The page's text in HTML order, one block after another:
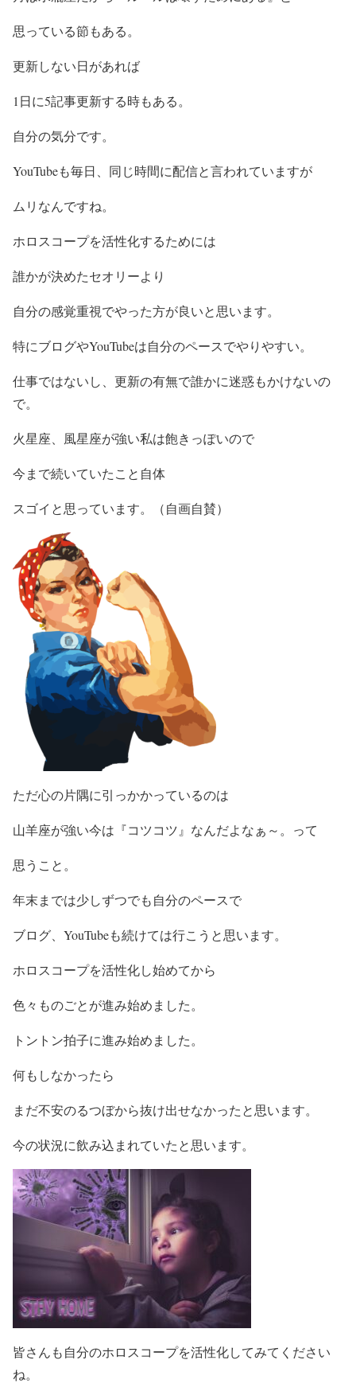
思っている節もある。
更新しない日があれば
1日に5記事更新する時もある。
自分の気分です。
YouTubeも毎日、同じ時間に配信と言われていますが
ムリなんですね。
ホロスコープを活性化するためには
誰かが決めたセオリーより
自分の感覚重視でやった方が良いと思います。
特にブログやYouTubeは自分のペースでやりやすい。
仕事ではないし、更新の有無で誰かに迷惑もかけないの
で。
火星座、風星座が強い私は飽きっぽいので
今まで続いていたこと自体
スゴイと思っています。（自画自賛）
ただ心の片隅に引っかかっているのは
山羊座が強い今は『コツコツ』なんだよなぁ～。って
思うこと。
年末までは少しずつでも自分のペースで
ブログ、YouTubeも続けては行こうと思います。
ホロスコープを活性化し始めてから
色々ものごとが進み始めました。
トントン拍子に進み始めました。
何もしなかったら
まだ不安のるつぼから抜け出せなかったと思います。
今の状況に飲み込まれていたと思います。
皆さんも自分のホロスコープを活性化してみてください
ね。